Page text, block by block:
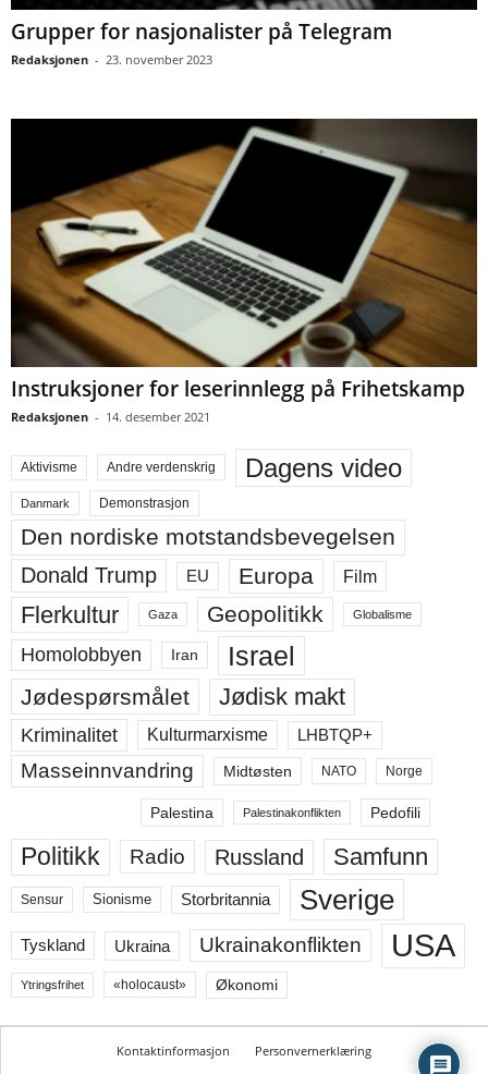
Grupper for nasjonalister på Telegram
Redaksjonen - 23. november 2023
Instruksjoner for leserinnlegg på Frihetskamp
Redaksjonen - 14. desember 2021
Aktivisme Andre verdenskrig Dagens video
Danmark Demonstrasjon
Den nordiske motstandsbevegelsen
Donald Trump EU Europa Film
Flerkultur Gaza Geopolitikk Globalisme
Homolobbyen Iran Israel
Jødespørsmålet Jødisk makt
Kriminalitet Kulturmarxisme LHBTQP+
Masseinnvandring Midtøsten NATO Norge
Palestina Palestinakonflikten Pedofili
Politikk Radio Russland Samfunn
Sensur Sionisme Storbritannia Sverige
Tyskland Ukraina Ukrainakonflikten USA
Ytringsfrihet «holocaust» Økonomi
Kontaktinformasjon Personvernerklæring